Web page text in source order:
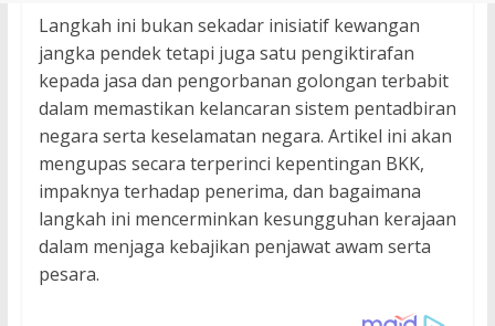
Langkah ini bukan sekadar inisiatif kewangan
jangka pendek tetapi juga satu pengiktirafan
kepada jasa dan pengorbanan golongan terbabit
dalam memastikan kelancaran sistem pentadbiran
negara serta keselamatan negara. Artikel ini akan
mengupas secara terperinci kepentingan BKK,
impaknya terhadap penerima, dan bagaimana
langkah ini mencerminkan kesungguhan kerajaan
dalam menjaga kebajikan penjawat awam serta
pesara.